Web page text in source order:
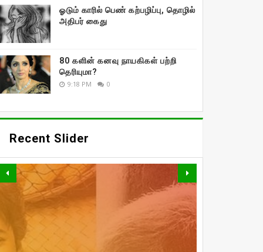
ஓடும் காரில் பெண் கற்பழிப்பு, தொழில்
அதிபர் கைது
80 களின் கனவு நாயகிகள் பற்றி
தெரியுமா?
9:18 PM 0
Recent Slider